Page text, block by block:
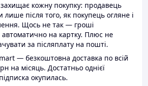
захищає кожну покупку: продавець
після того, як покупець огляне і
Щось не так — гроші
на картку. Плюс не
за післяплату на пошті.
— безкоштовна доставка по всій
на місяць. Достатньо однієї
окупилась.